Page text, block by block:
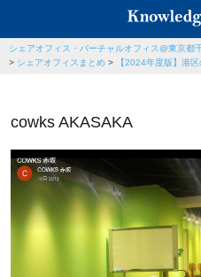
シェアオフィス・バーチャルオフィス@東京都
> シェアオフィスまとめ > 【2024年度版】港
cowks AKASAKA